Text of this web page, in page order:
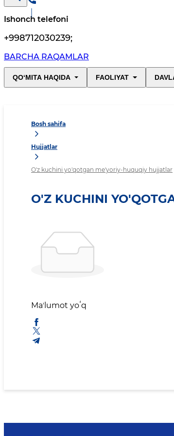
Ishonch telefoni
+998712030239;
BARCHA RAQAMLAR
QO‘MITA HAQIDA FAOLIYAT
Bosh sahifa
Hujjatlar
O'z kuchini yo'qotgan me'yoriy-huquqiy hujjatlar
O'Z KUCHINI
Maʼlumot yoʻq